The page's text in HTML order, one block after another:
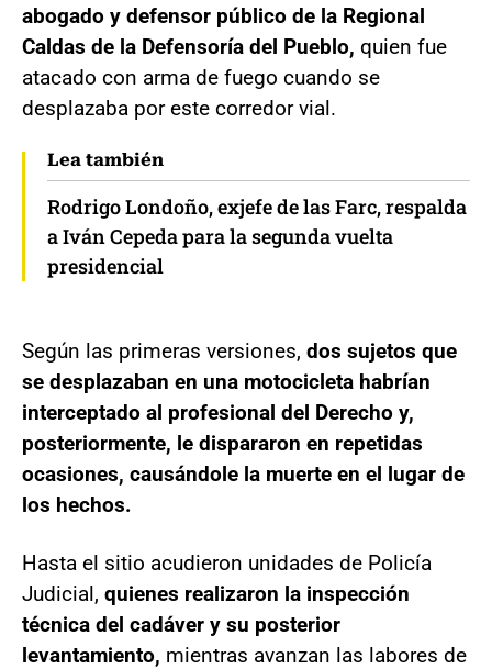
abogado y defensor público de la Regional
Caldas de la Defensoría del Pueblo, quien fue
atacado con arma de fuego cuando se
desplazaba por este corredor vial.
Lea también
Rodrigo Londoño, exjefe de las Farc, respalda
a Iván Cepeda para la segunda vuelta
presidencial
Según las primeras versiones, dos sujetos que
se desplazaban en una motocicleta habrían
interceptado al profesional del Derecho y,
posteriormente, le dispararon en repetidas
ocasiones, causándole la muerte en el lugar de
los hechos.
Hasta el sitio acudieron unidades de Policía
Judicial, quienes realizaron la inspección
técnica del cadáver y su posterior
levantamiento, mientras avanzan las labores de